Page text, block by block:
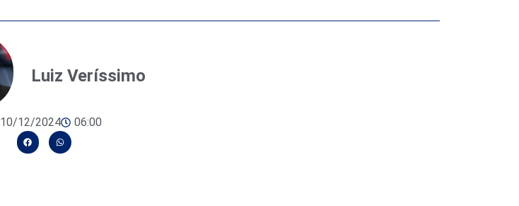
Luiz Veríssimo
10/12/2024 06:00